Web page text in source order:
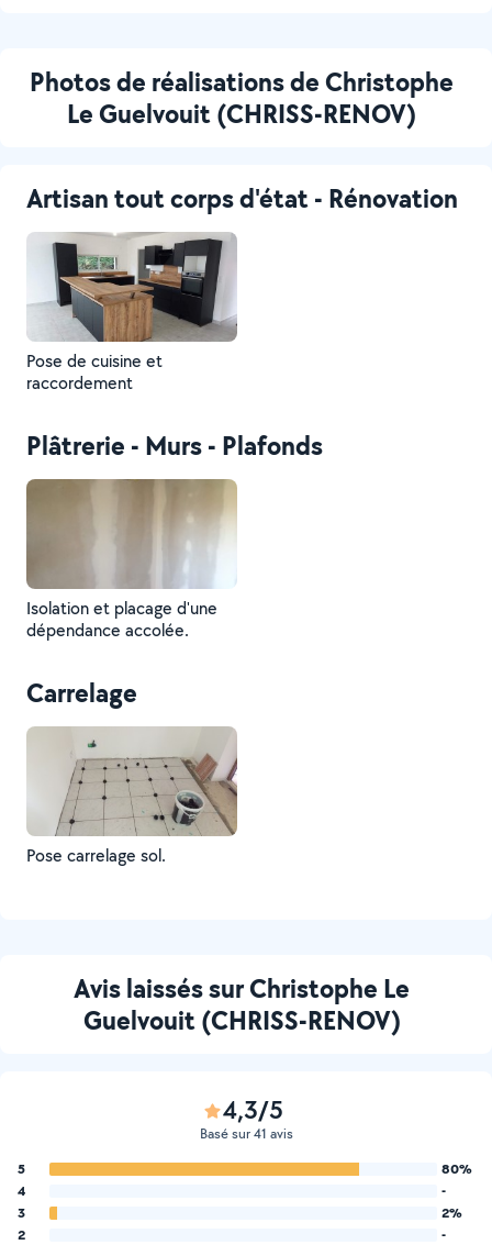
Photos de réalisations de Christophe
Le Guelvouit (CHRISS-RENOV)
Artisan tout corps d'état - Rénovation
Pose de cuisine et
raccordement
Plâtrerie - Murs - Plafonds
Isolation et placage d'une
dépendance accolée.
Carrelage
Pose carrelage sol.
Avis laissés sur Christophe Le
Guelvouit (CHRISS-RENOV)
4,3/5
Basé sur 41 avis
5
80%
4
-
3
2%
2
-